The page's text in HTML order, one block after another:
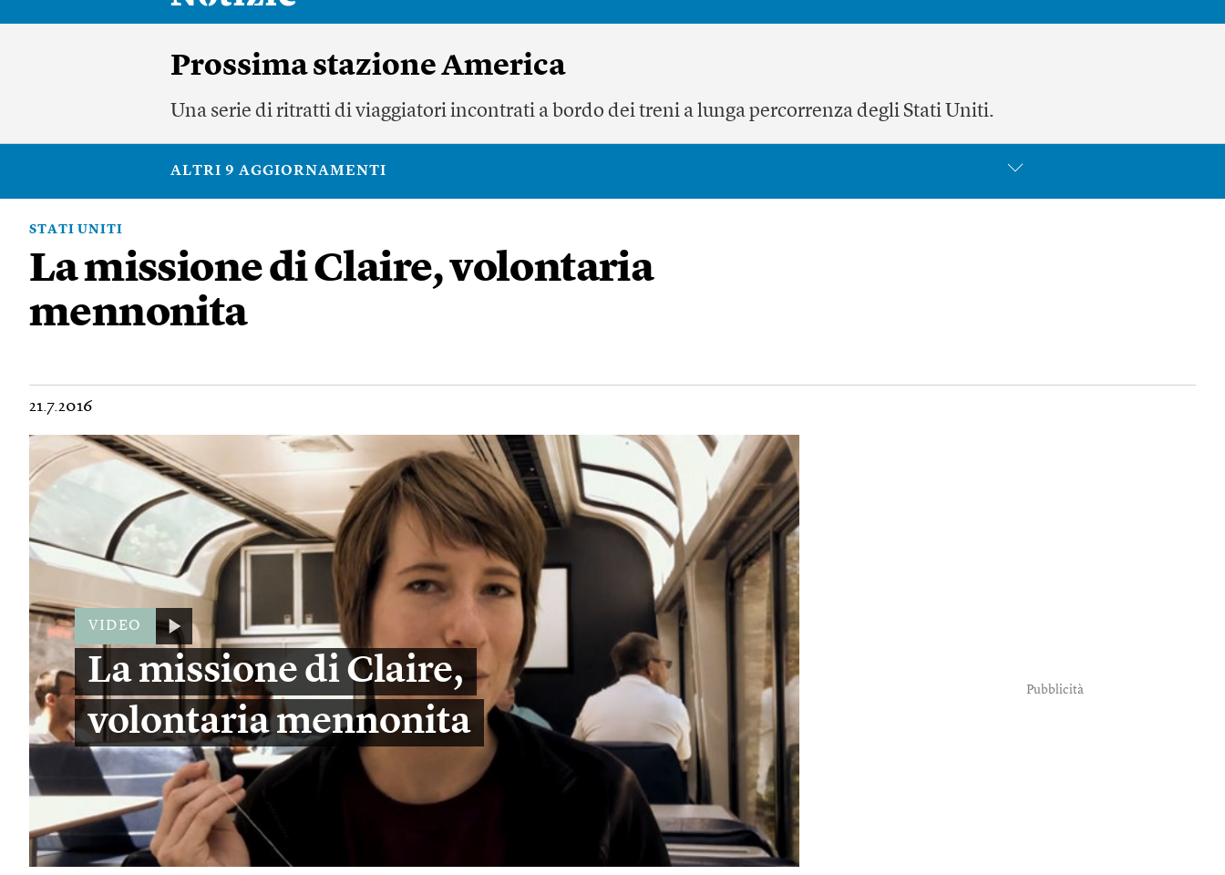
Prossima stazione America
Una serie di ritratti di viaggiatori incontrati a bordo dei treni a lunga percorrenza degli Stati Uniti.
ALTRI 9 AGGIORNAMENTI
STATI UNITI
La missione di Claire, volontaria
mennonita
21.7.2016
VIDEO
La missione di Claire,
volontaria mennonita
Pubblicità